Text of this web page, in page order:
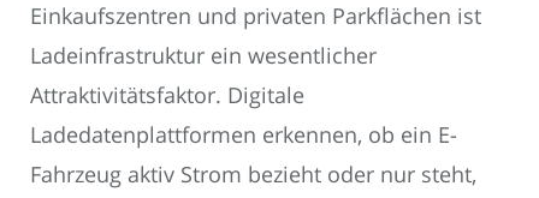
Einkaufszentren und privaten Parkflächen ist
Ladeinfrastruktur ein wesentlicher
Attraktivitätsfaktor. Digitale
Ladedatenplattformen erkennen, ob ein E-
Fahrzeug aktiv Strom bezieht oder nur steht,